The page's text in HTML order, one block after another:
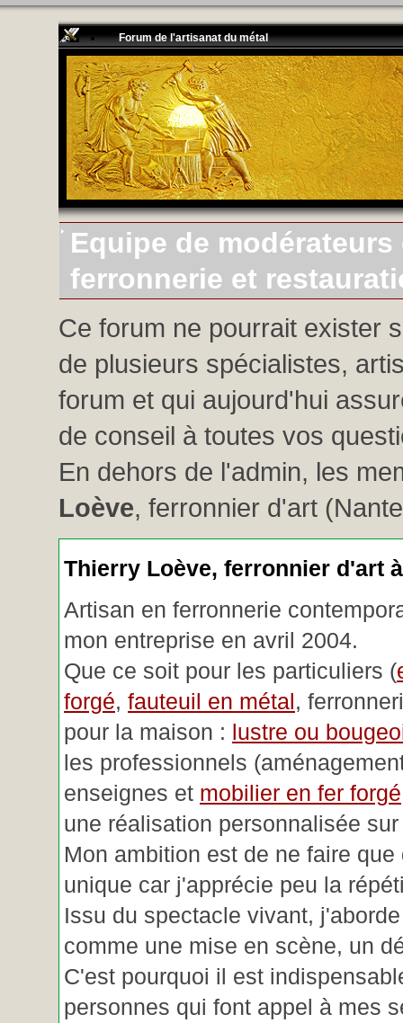
Forum de l'artisanat du métal
Equipe de
ferronnerie et
Ce forum ne pourrait exister
de plusieurs spécialistes,
forum et qui aujourd'hui
de conseil à toutes vos
En dehors de l'admin, les
Loève, ferronnier d'art
Thierry Loève, ferronnier d'art
Artisan en ferronnerie
mon entreprise en avril 2004.
Que ce soit pour les particuliers (
forgé, fauteuil en métal,
pour la maison : lustre ou
les professionnels
enseignes et mobilier en fer forgé
une réalisation personnalisée
Mon ambition est de ne faire que
unique car j'apprécie peu la
Issu du spectacle vivant,
comme une mise en scène, un
C'est pourquoi il est
personnes qui font appel à mes